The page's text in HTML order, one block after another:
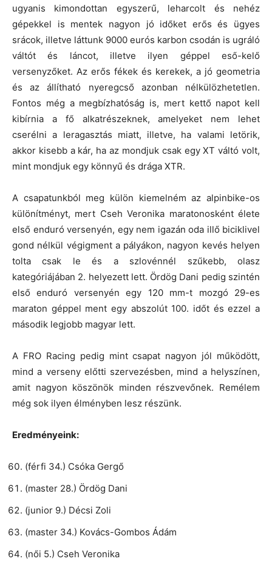
ugyanis kimondottan egyszerű, leharcolt és nehéz
gépekkel is mentek nagyon jó időket erős és ügyes
srácok, illetve láttunk 9000 eurós karbon csodán is ugráló
váltót és láncot, illetve ilyen géppel eső-kelő
versenyzőket. Az erős fékek és kerekek, a jó geometria
és az állítható nyeregcső azonban nélkülözhetetlen.
Fontos még a megbízhatóság is, mert kettő napot kell
kibírnia a fő alkatrészeknek, amelyeket nem lehet
cserélni a leragasztás miatt, illetve, ha valami letörik,
akkor kisebb a kár, ha az mondjuk csak egy XT váltó volt,
mint mondjuk egy könnyű és drága XTR.
A csapatunkból meg külön kiemelném az alpinbike-os
különítményt, mert Cseh Veronika maratonosként élete
első enduró versenyén, egy nem igazán oda illő biciklivel
gond nélkül végigment a pályákon, nagyon kevés helyen
tolta csak le és a szlovénnél szűkebb, olasz
kategóriájában 2. helyezett lett. Ördög Dani pedig szintén
első enduró versenyén egy 120 mm-t mozgó 29-es
maraton géppel ment egy abszolút 100. időt és ezzel a
második legjobb magyar lett.
A FRO Racing pedig mint csapat nagyon jól működött,
mind a verseny előtti szervezésben, mind a helyszínen,
amit nagyon köszönök minden részvevőnek. Remélem
még sok ilyen élményben lesz részünk.
Eredményeink:
(férfi 34.) Csóka Gergő
(master 28.) Ördög Dani
(junior 9.) Décsi Zoli
(master 34.) Kovács-Gombos Ádám
(női 5.) Cseh Veronika